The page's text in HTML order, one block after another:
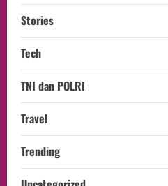
Stories
Tech
TNI dan POLRI
Travel
Trending